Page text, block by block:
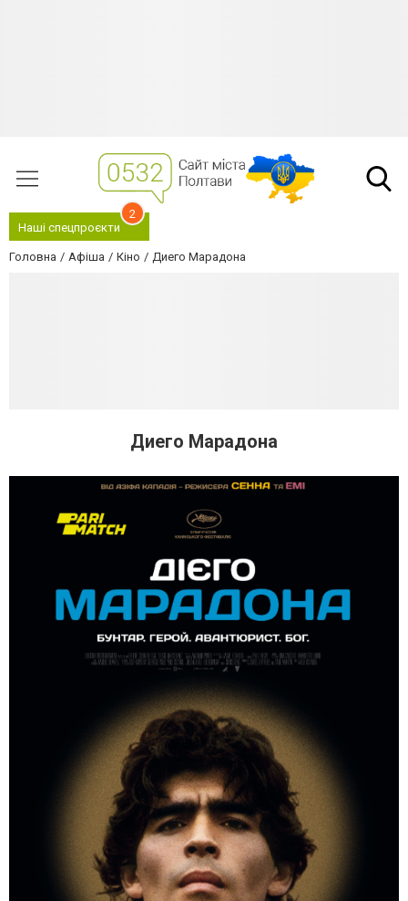
Наші спецпроєкти
2
Головна Афіша Кіно Диего Марадона
Диего Марадона